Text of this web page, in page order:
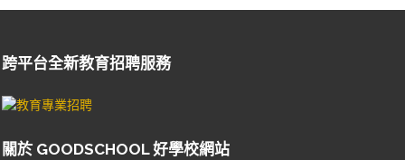
跨平台全新教育招聘服務
關於 GOODSCHOOL 好學校網站